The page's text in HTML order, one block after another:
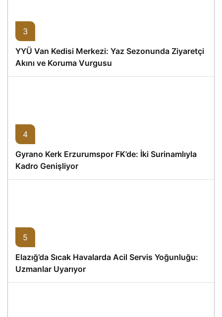
3
YYÜ Van Kedisi Merkezi: Yaz Sezonunda Ziyaretçi
Akını ve Koruma Vurgusu
4
Gyrano Kerk Erzurumspor FK’de: İki Surinamlıyla
Kadro Genişliyor
5
Elazığ’da Sıcak Havalarda Acil Servis Yoğunluğu:
Uzmanlar Uyarıyor